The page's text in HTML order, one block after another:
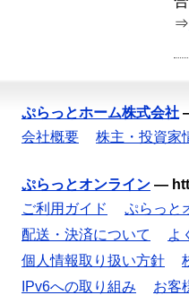
⇒
ぷらっとホーム株式会社
会社概要
株主・投資家
ぷらっとオンライン —
ご利用ガイド
ぷらっと
配送・決済について
よ
個人情報取り扱い方針
IPv6への取り組み
お客